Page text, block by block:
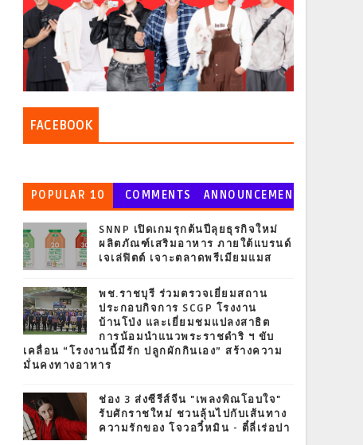
FACEBOOK
POPULAR 10 COMMENTS
ANNOUNCEMEN
T
SNNP เปิดเกมรุกต้นปีลุยธุรกิจใหม่
ผลิตภัณฑ์เสริมอาหาร ภายใต้แบรนด์
เจเล่ฟิตต์ เจาะตลาดพรีเมียมแมส
พช.ราชบุรี ร่วมตรวจเยี่ยมสถาน
ประกอบกิจการ SCGP โรงงาน
บ้านโป่ง และเยี่ยมชมแปลงสาธิต
การน้อมนำแนวพระราชดำริ ฯ ขับ
เคลื่อน “โรงงานนี้มีรัก ปลูกผักกินเอง” สร้างความ
มั่นคงทางอาหาร
ช่อง 3 ส่งซีรีส์จีน "เพลงพิณโอบใจ"
รับศักราชใหม่ ชวนลุ้นไปกับเส้นทาง
ความรักของ โจวอวี๋หมิน - ตี๋ลี่เร่อปา